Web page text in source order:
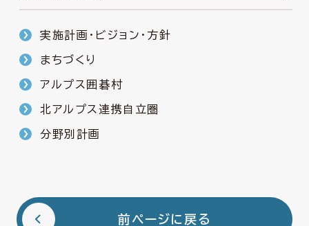
実施計画・ビジョン・方針
まちづくり
アルプス囲碁村
北アルプス連携自立圏
分野別計画
前ページに戻る